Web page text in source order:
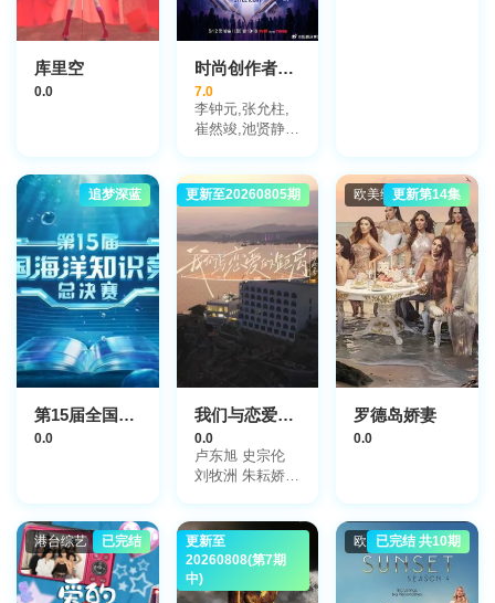
库里空
0.0
时尚创作者之战
7.0
李钟元,张允柱,
崔然竣,池贤静,
追梦深蓝
第15届全国海洋知识竞赛总决赛
0.0
大陆综艺
更新至20260805期
我们与恋爱的距离·奔赴季
0.0
卢东旭 史宗伦
刘牧洲 朱耘娇
欧美综艺更新第14集
罗德岛娇妻
0.0
港台综艺 已完结 大陆综艺
更新至
20260808(第7期
中)
欧美综艺
已完结 共10期